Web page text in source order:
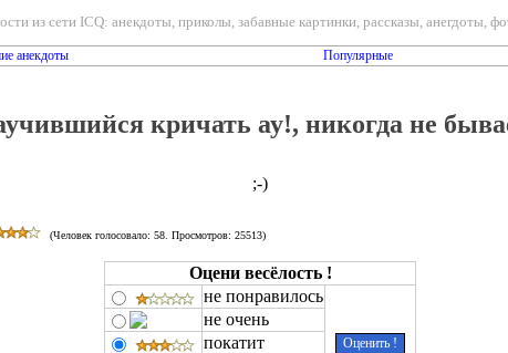
из сети ICQ: анекдоты, приколы, забавные картинки, рассказы, анегдоты,
анекдоты Популярные
кричать ау!, никогда не
;-)
(Человек голосовало: 58 . Просмотров: 25513)
Оцени весёлость !
не понравилось
не очень
покатит